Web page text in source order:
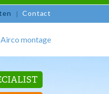
Contact
Airco montage